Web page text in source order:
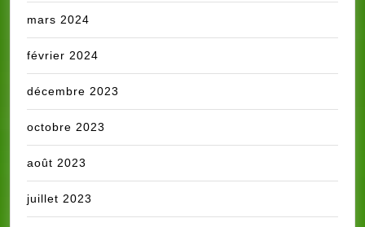
mars 2024
février 2024
décembre 2023
octobre 2023
août 2023
juillet 2023